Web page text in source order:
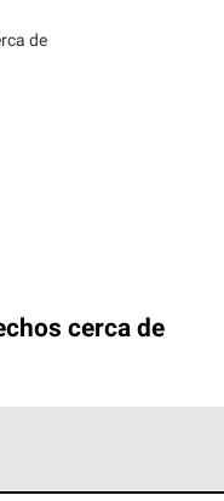
de
cerca de